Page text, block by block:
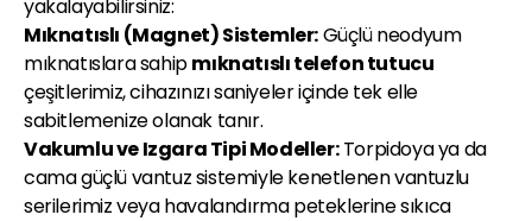
yakalayabilirsiniz:
Mıknatıslı (Magnet) Sistemler:Güçlü neodyum
mıknatıslara sahipmıknatıslı telefon tutucu
çeşitlerimiz, cihazınızı saniyeler içinde tek elle
sabitlemenize olanak tanır.
Vakumlu ve Izgara Tipi Modeller:Torpidoya ya da
cama güçlü vantuz sistemiyle kenetlenen vantuzlu
serilerimiz veya havalandırma peteklerine sıkıca